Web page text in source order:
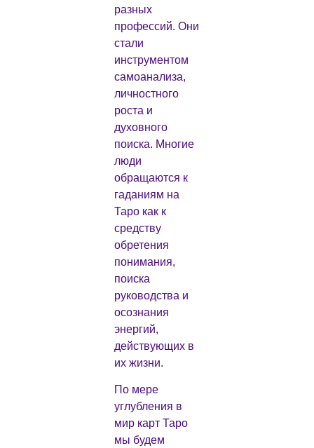
разных
профессий. Они
стали
инструментом
самоанализа,
личностного
роста и
духовного
поиска. Многие
люди
обращаются к
гаданиям на
Таро как к
средству
обретения
понимания,
поиска
руководства и
осознания
энергий,
действующих в
их жизни.
По мере
углубления в
мир карт Таро
мы будем